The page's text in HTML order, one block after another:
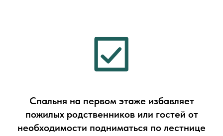
Спальня на первом этаже избавляет
пожилых родственников или гостей от
необходимости подниматься по лестнице